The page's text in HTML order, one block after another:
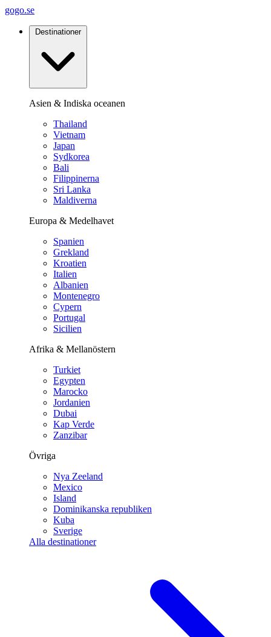
gogo.se
Destinationer
Asien & Indiska oceanen
Thailand
Vietnam
Japan
Sydkorea
Bali
Filippinerna
Sri Lanka
Maldiverna
Europa & Medelhavet
Spanien
Grekland
Kroatien
Italien
Albanien
Montenegro
Cypern
Portugal
Sicilien
Afrika & Mellanöstern
Turkiet
Egypten
Marocko
Jordanien
Dubai
Kap Verde
Zanzibar
Övriga
Nya Zeeland
Mexico
Island
Dominikanska republiken
Kuba
Sverige
Alla destinationer